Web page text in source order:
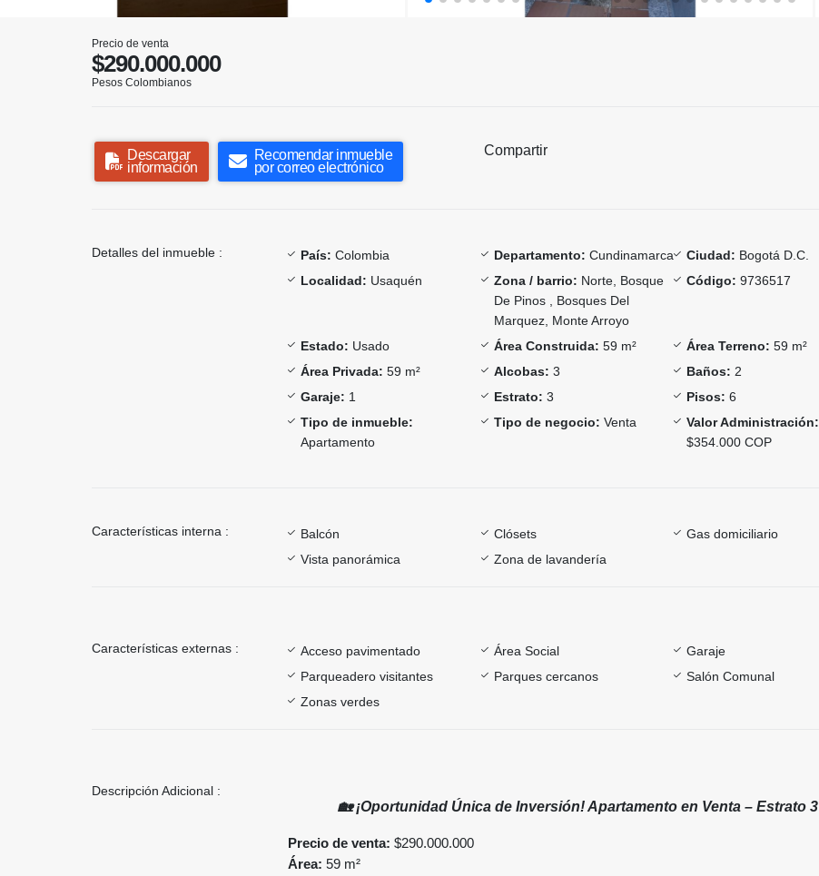
Precio de venta
$290.000.000
Pesos Colombianos
Descargar
información
Recomendar inmueble
por correo electrónico
Compartir
Detalles del inmueble : País: Colombia Departamento: Cundinamarca Ciudad: Bogotá D.C.
Localidad: Usaquén Zona / barrio: Norte, Bosque
De Pinos , Bosques Del
Marquez, Monte Arroyo
Código: 9736517
Estado: Usado Área Construida: 59 m² Área Terreno: 59 m²
Área Privada: 59 m² Alcobas: 3 Baños: 2
Garaje: 1 Estrato: 3 Pisos: 6
Tipo de inmueble:
Apartamento
Tipo de negocio: Venta
Valor Administración:
$354.000 COP
Características interna : Balcón Clósets
Gas domiciliario
Vista panorámica
Zona de lavandería
Características externas : Acceso pavimentado Área Social
Garaje
Parqueadero visitantes
Parques cercanos
Salón Comunal
Zonas verdes
Descripción Adicional :
🏡 ¡Oportunidad Única de Inversión! Apartamento en Venta – Estrato 3
Precio de venta: $290.000.000
Área: 59 m²